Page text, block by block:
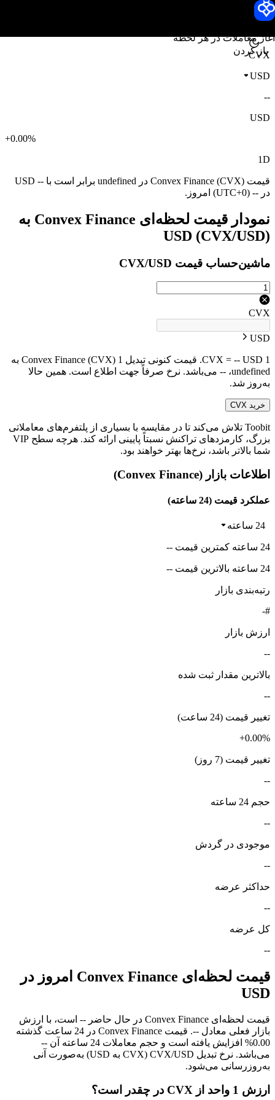
آغاز معاملات در هر لحظه
باز کردن
قیمت Convex Finance
CVX
USD
--
USD
+0.00%
1D
قیمت Convex Finance (CVX) در undefined برابر است با -- USD
در -- (UTC+0) امروز.
نمودار قیمت لحظه‌ای Convex Finance به
USD (CVX/USD)
ماشین‌حساب قیمت CVX/USD
CVX
USD
1 CVX = -- USD. قیمت کنونی تبدیل 1 Convex Finance (CVX) به
undefined، -- می‌باشد. نرخ صرفاً جهت اطلاع است. همین حالا
به‌روز شد.
خرید CVX
Toobit تلاش می‌کند تا در مقایسه با بسیاری از پلتفرم‌های معاملاتی
بزرگ، کارمزدهای تراکنش نسبتاً پایینی ارائه کند. هرچه سطح VIP
شما بالاتر باشد، نرخ‌ها بهتر خواهند بود.
اطلاعات بازار (Convex Finance)
عملکرد قیمت (24 ساعته)
24 ساعته
24 ساعته کمترین قیمت --
24 ساعته بالاترین قیمت --
رتبه‌بندی بازار
#-
ارزش بازار
--
بالاترین مقدار ثبت شده
--
تغییر قیمت (24 ساعت)
+0.00%
تغییر قیمت (7 روز)
--
حجم 24 ساعته
--
موجودی در گردش
--
حداکثر عرضه
--
کل عرضه
--
قیمت لحظه‌ای Convex Finance امروز در
USD
قیمت لحظه‌ای Convex Finance در حال حاضر -- است، با ارزش
بازار فعلی معادل --. قیمت Convex Finance در 24 ساعت گذشته
0.00% افزایش یافته است و حجم معاملات 24 ساعته آن --
می‌باشد. نرخ تبدیل CVX/USD (CVX به USD) به‌صورت آنی
به‌روزرسانی می‌شود.
ارزش 1 واحد از CVX در چقدر است؟